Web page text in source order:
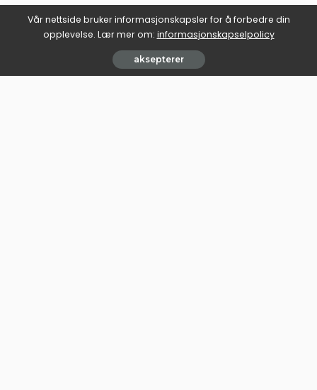
Lavkarbo vafler oppskrift:
blodsukkerfallet
Fettbomber keto oppskrift:
den lille fettkulen med en
jobb å gjøre
June 30, 2026
Vår nettside bruker informasjonskapsler for å forbedre din
opplevelse. Lær mer om: informasjonskapselpolicy
aksepterer